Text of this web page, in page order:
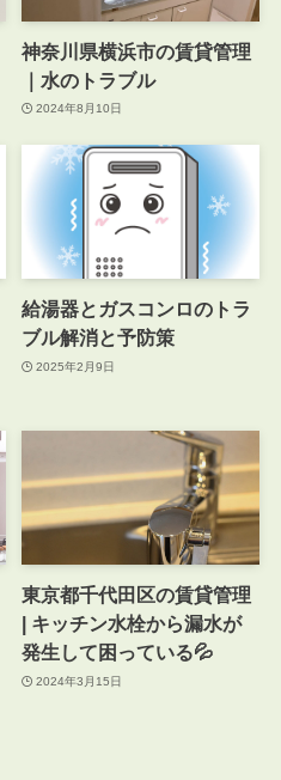
神奈川県横浜市の賃貸管理
｜水のトラブル
2024年8月10日
給湯器とガスコンロのトラ
ブル解消と予防策
2025年2月9日
東京都千代田区の賃貸管理
| キッチン水栓から漏水が
発生して困っている💦
2024年3月15日